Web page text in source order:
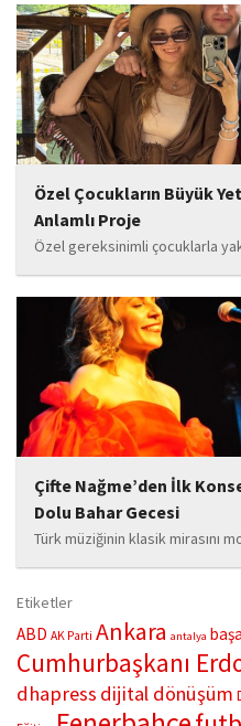
Özel Çocukların Büyük
Anlamlı Proje
Özel gereksinimli çocuklarla
hayata geçirdiği örnek çalışma
toplumun dikkatini çekiyor.
hediyedir” anlayışıyla yola
Çifte Nağme’den İlk
Dolu Bahar Gecesi
Türk müziğinin klasik mirasını
“Çifte Nağme” projesi, ilk
buluşturdu. Yoğun katılımla
ve...
Etiketler
ABD AK Parti Ankara antalya
Cumhurbaşkanı
dhapress dijital dönüşüm